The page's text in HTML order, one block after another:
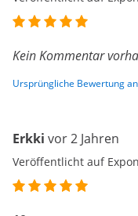
Kein Kommentar
Ursprüngliche Bewertung
Erkki vor 2 Jahren
Veröffentlicht auf